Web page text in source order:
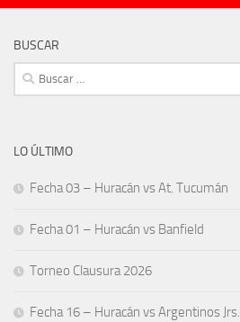
BUSCAR
Buscar:
LO ÚLTIMO
Fecha 03 – Huracán vs At. Tucumán
Fecha 01 – Huracán vs Banfield
Torneo Clausura 2026
Fecha 16 – Huracán vs Argentinos Jrs.